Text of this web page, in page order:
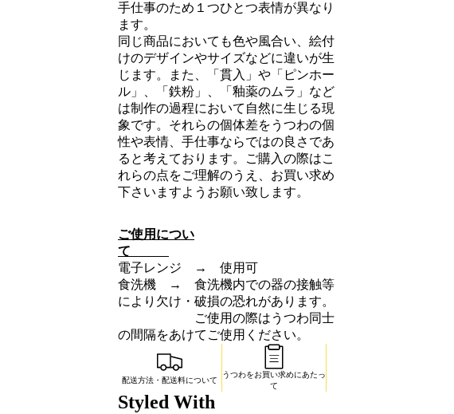
手仕事のため１つひとつ表情が異なり
ます。
同じ商品においても色や風合い、絵付
けのデザインやサイズなどに違いが生
じます。また、「 貫入」や「ピンホー
ル」、「鉄粉」、「釉薬のムラ」など
は制作の過程において自然に生じる現
象です。それらの個体差をうつわの個
性や表情、 手仕事ならではの良さであ
ると考えております。ご購入の際はこ
れらの点をご理解のうえ、お買い求め
下さいますようお願い致します。
ご使用につい
て
電子レンジ → 使用可
食洗機 → 食洗機内での器の接触等
により欠け・破損の恐れがあります。
ご使用の際はうつわ同士
の間隔をあけてご使用ください。
配送方法・配送料について
うつわをお買い求めにあたっ
て
Styled With